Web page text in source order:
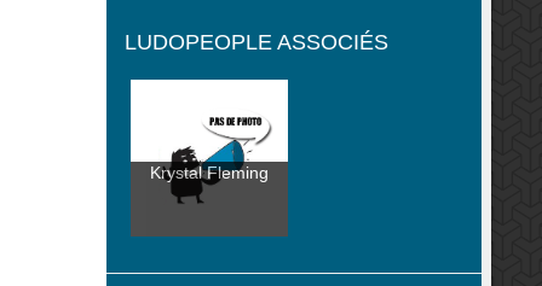
LUDOPEOPLE ASSOCIÉS
Krystal Fleming